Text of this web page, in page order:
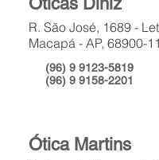
R. São José, 1689 -
Macapá - AP, 68900-
(96) 9 9123-5819
(96) 9 9158-2201
Ótica Martins